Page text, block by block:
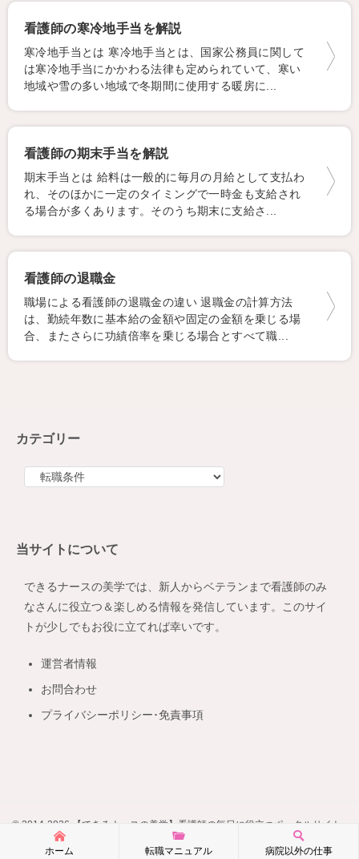
看護師の寒冷地手当を解説
寒冷地手当とは 寒冷地手当とは、国家公務員に関して
は寒冷地手当にかかわる法律も定められていて、寒い
地域や雪の多い地域で冬期間に使用する暖房に...
看護師の期末手当を解説
期末手当とは 給料は一般的に毎月の月給として支払わ
れ、そのほかに一定のタイミングで一時金も支給され
る場合が多くあります。そのうち期末に支給さ...
看護師の退職金
職場による看護師の退職金の違い 退職金の計算方法
は、勤続年数に基本給の金額や固定の金額を乗じる場
合、またさらに功績倍率を乗じる場合とすべて職...
カテゴリー
ー
当サイトについて
できるナースの美学では、新人からベテランまで看護師のみ
なさんに役立つ＆楽しめる情報を発信しています。このサイ
トが少しでもお役に立てれば幸いです。
運営者情報
お問合わせ
プライバシーポリシー･免責事項
© 2014-2026 【できるナースの美学】看護師の毎日に役立つポータルサイト
ホーム 転職マニュアル 病院以外の仕事